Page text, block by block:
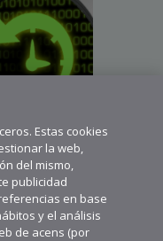
Estas cookies
la web,
del mismo,
publicidad
en base
y el análisis
de acens (por